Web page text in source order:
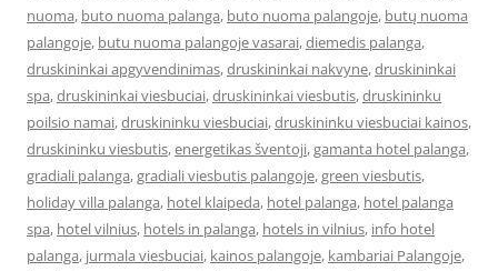
nuoma, buto nuoma palanga, buto nuoma palangoje, butų nuoma
palangoje, butu nuoma palangoje vasarai,diemedis palanga,
druskininkai apgyvendinimas,druskininkai nakvyne,druskininkai
spa,druskininkai viesbuciai,druskininkai viesbutis,druskininku
poilsio namai,druskininku viesbuciai,druskininku viesbuciai kainos,
druskininku viesbutis,energetikas šventoji,gamanta hotel palanga,
gradiali palanga,gradiali viesbutis palangoje,green viesbutis,
holiday villa palanga, hotel klaipeda, hotel palanga, hotel palanga
spa, hotel vilnius, hotels in palanga, hotels in vilnius, info hotel
palanga, jurmala viesbuciai, kainos palangoje, kambariai Palangoje,